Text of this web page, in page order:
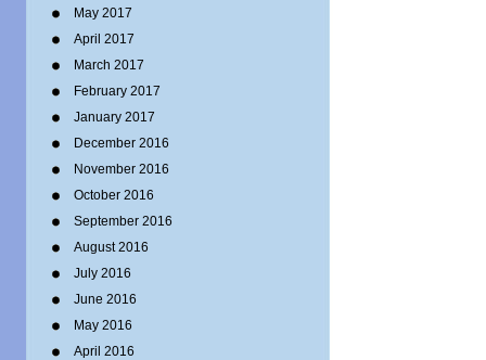
May 2017
April 2017
March 2017
February 2017
January 2017
December 2016
November 2016
October 2016
September 2016
August 2016
July 2016
June 2016
May 2016
April 2016